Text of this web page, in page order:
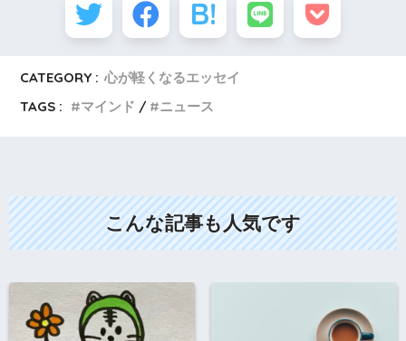
CATEGORY : 心が軽くなるエッセイ
TAGS :
マインド ニュース
こんな記事も人気です